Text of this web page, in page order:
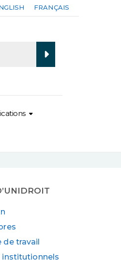
FRANÇAIS
de travail
institutionnels